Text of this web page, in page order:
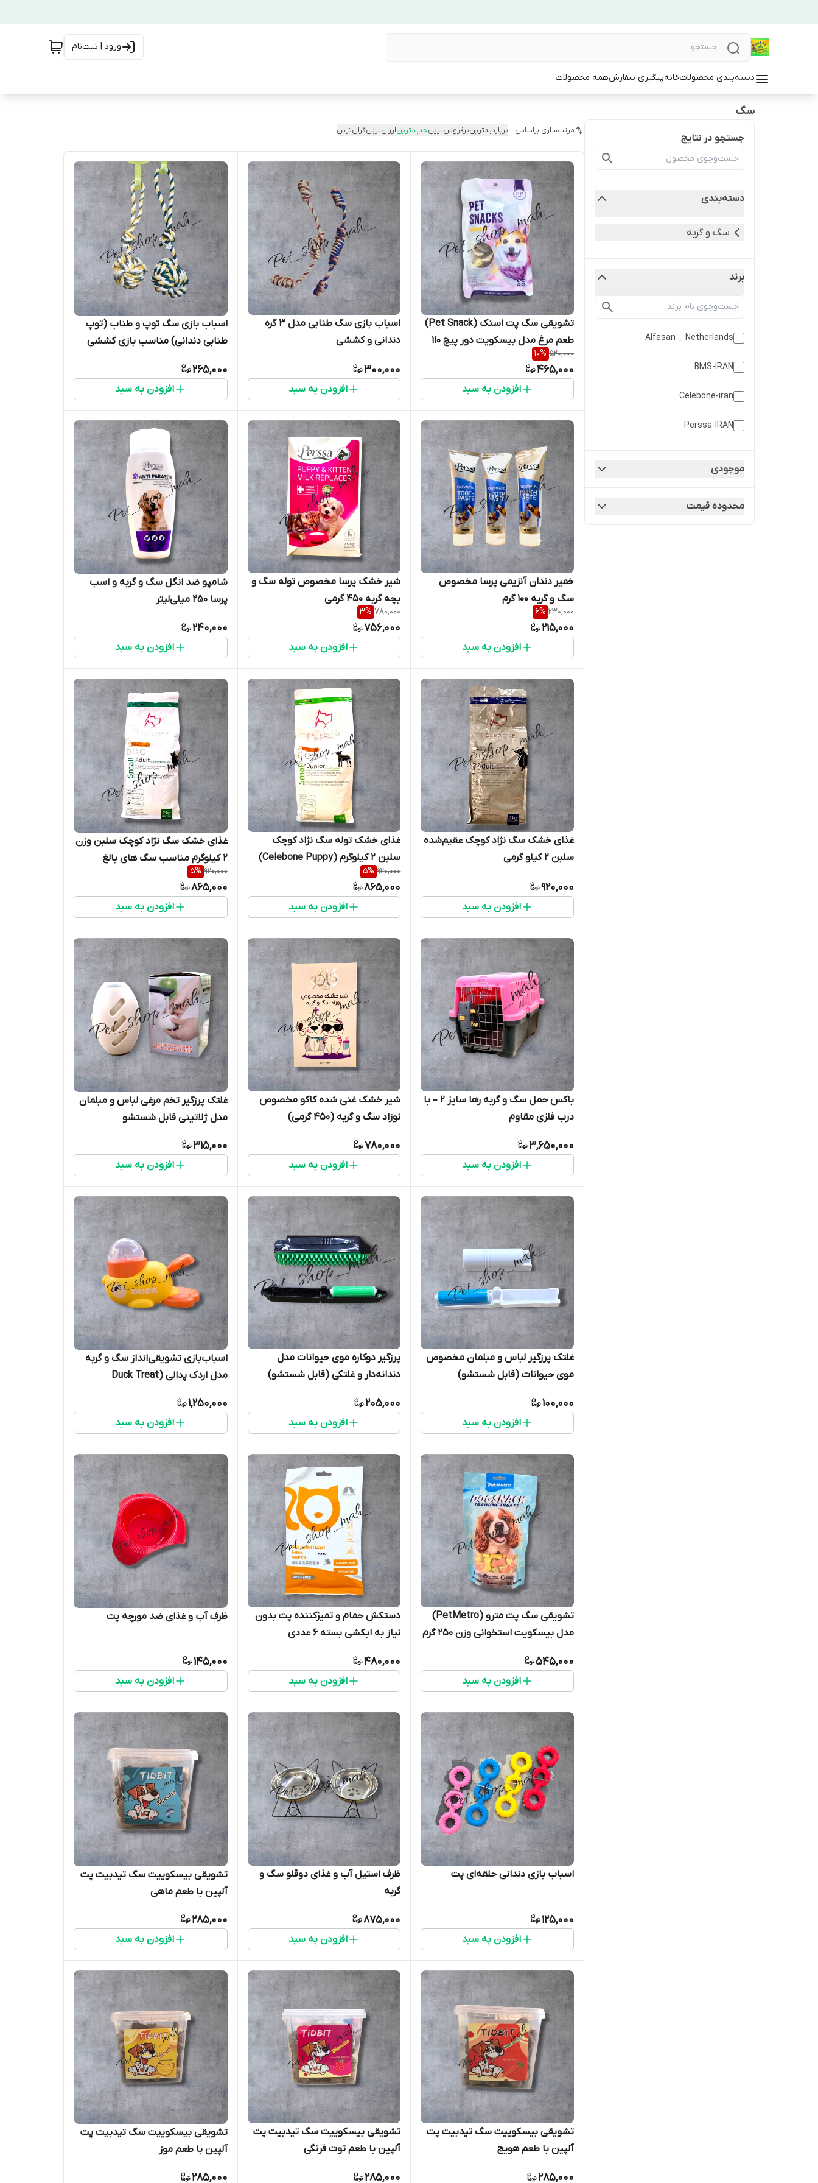
ورود | ثبت‌نام
دسته‌بندی محصولاتخانهپیگیری سفارشهمه محصولات
سگ
جستجو در نتایج
دسته‌بندی
سگ و گربه
برند
Alfasan _ Netherlands
BMS-IRAN
Celebone-iran
Perssa-IRAN
متفرقه
موجودی
محدوده قیمت
مرتب‌سازی براساس: پربازدیدترینپرفروش‌ترینجدیدترینارزان‌ترینگران‌ترین
تشویقی سگ پت اسنک (Pet Snack)
طعم مرغ مدل بیسکویت دور پیچ 110
گرمی
520,000
10%
465,000
افزودن به سبد
اسباب بازی سگ طنابی مدل ۳ گره
دندانی و کششی
300,000
افزودن به سبد
اسباب بازی سگ توپ و طناب (توپ
طنابی دندانی) مناسب بازی کششی
265,000
افزودن به سبد
خمیر دندان آنزیمی پرسا مخصوص
سگ و گربه 100 گرم
230,000
6%
215,000
افزودن به سبد
شیر خشک پرسا مخصوص توله سگ و
بچه گربه 450 گرمی
780,000
3%
756,000
افزودن به سبد
شامپو ضد انگل سگ و گربه و اسب
پرسا ۲۵۰ میلی‌لیتر
240,000
افزودن به سبد
غذای خشک سگ نژاد کوچک عقیم‌شده
سلبن 2 کیلو گرمی
920,000
افزودن به سبد
غذای خشک توله سگ نژاد کوچک
سلبن 2 کیلوگرم (Celebone Puppy)
920,000
5%
865,000
افزودن به سبد
غذای خشک سگ نژاد کوچک سلبن وزن
۲ کیلوگرم مناسب سگ های بالغ
920,000
5%
865,000
افزودن به سبد
باکس حمل سگ و گربه رها سایز ۲ – با
درب فلزی مقاوم
3,650,000
افزودن به سبد
شیر خشک غنی شده کاکو مخصوص
نوزاد سگ و گربه (۴۵۰ گرمی)
780,000
افزودن به سبد
غلتک پرزگیر تخم مرغی لباس و مبلمان
مدل ژلاتینی قابل شستشو
315,000
افزودن به سبد
غلتک پرزگیر لباس و مبلمان مخصوص
موی حیوانات (قابل شستشو)
100,000
افزودن به سبد
پرزگیر دوکاره موی حیوانات مدل
دندانه‌دار و غلتکی (قابل شستشو)
205,000
افزودن به سبد
اسباب‌بازی تشویقی‌انداز سگ و گربه
مدل اردک پدالی (Duck Treat
1,250,000
افزودن به سبد
تشویقی سگ پت مترو (PetMetro)
مدل بیسکویت استخوانی وزن ۲۵۰ گرم
545,000
افزودن به سبد
دستکش حمام و تمیزکننده پت بدون
نیاز به ابکشی بسته 6 عددی
480,000
افزودن به سبد
ظرف آب و غذای ضد مورچه پت
145,000
افزودن به سبد
اسباب بازی دندانی حلقه‌ای پت
125,000
افزودن به سبد
ظرف استیل آب و غذای دوقلو سگ و
گربه
875,000
افزودن به سبد
تشویقی بیسکوییت سگ تیدبیت پت
آلپین با طعم ماهی
285,000
افزودن به سبد
تشویقی بیسکوییت سگ تیدبیت پت
آلپین با طعم هویج
285,000
تشویقی بیسکوییت سگ تیدبیت پت
آلپین با طعم توت فرنگی
285,000
تشویقی بیسکوییت سگ تیدبیت پت
آلپین با طعم موز
285,000